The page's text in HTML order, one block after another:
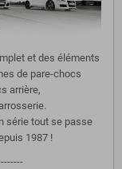
et des éléments
de pare-chocs
arrière,
série tout se passe
1987 !